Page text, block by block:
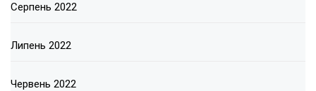
Серпень 2022
Липень 2022
Червень 2022